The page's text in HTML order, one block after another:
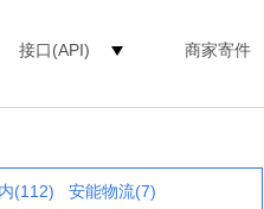
接口(API) 商家寄件
(112)
安能物流(7)